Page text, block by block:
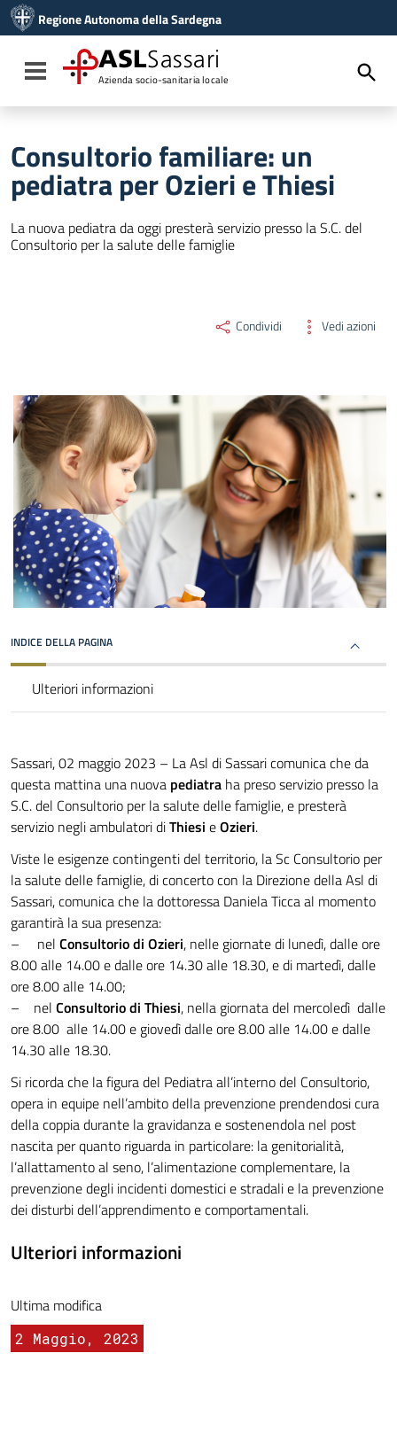
Vai al menu di navigazione
Vai al footer
Regione Autonoma della Sardegna
Toggle navigation
ASLSassari
Azienda socio-sanitaria locale
Consultorio familiare: un
pediatra per Ozieri e Thiesi
La nuova pediatra da oggi presterà servizio presso la S.C. del
Consultorio per la salute delle famiglie
Condividi Vedi azioni
INDICE DELLA PAGINA
Ulteriori informazioni
Sassari, 02 maggio 2023 – La Asl di Sassari comunica che da
questa mattina una nuova pediatra ha preso servizio presso la
S.C. del Consultorio per la salute delle famiglie, e presterà
servizio negli ambulatori diThiesi eOzieri.
Viste le esigenze contingenti del territorio, la Sc Consultorio per
la salute delle famiglie, di concerto con la Direzione della Asl di
Sassari, comunica che la dottoressa Daniela Ticca al momento
garantirà la sua presenza:
– nel Consultorio di Ozieri, nelle giornate di lunedì, dalle ore
8.00 alle 14.00 e dalle ore 14.30 alle 18.30, e di martedì, dalle
ore 8.00 alle 14.00;
– nel Consultorio di Thiesi, nella giornata del mercoledì dalle
ore 8.00 alle 14.00 e giovedì dalle ore 8.00 alle 14.00 e dalle
14.30 alle 18.30.
Si ricorda che la figura del Pediatra all’interno del Consultorio,
opera in equipe nell’ambito della prevenzione prendendosi cura
della coppia durante la gravidanza e sostenendola nel post
nascita per quanto riguarda in particolare: la genitorialità,
l’allattamento al seno, l’alimentazione complementare, la
prevenzione degli incidenti domestici e stradali e la prevenzione
dei disturbi dell’apprendimento e comportamentali.
Ulteriori informazioni
Ultima modifica
2 Maggio, 2023